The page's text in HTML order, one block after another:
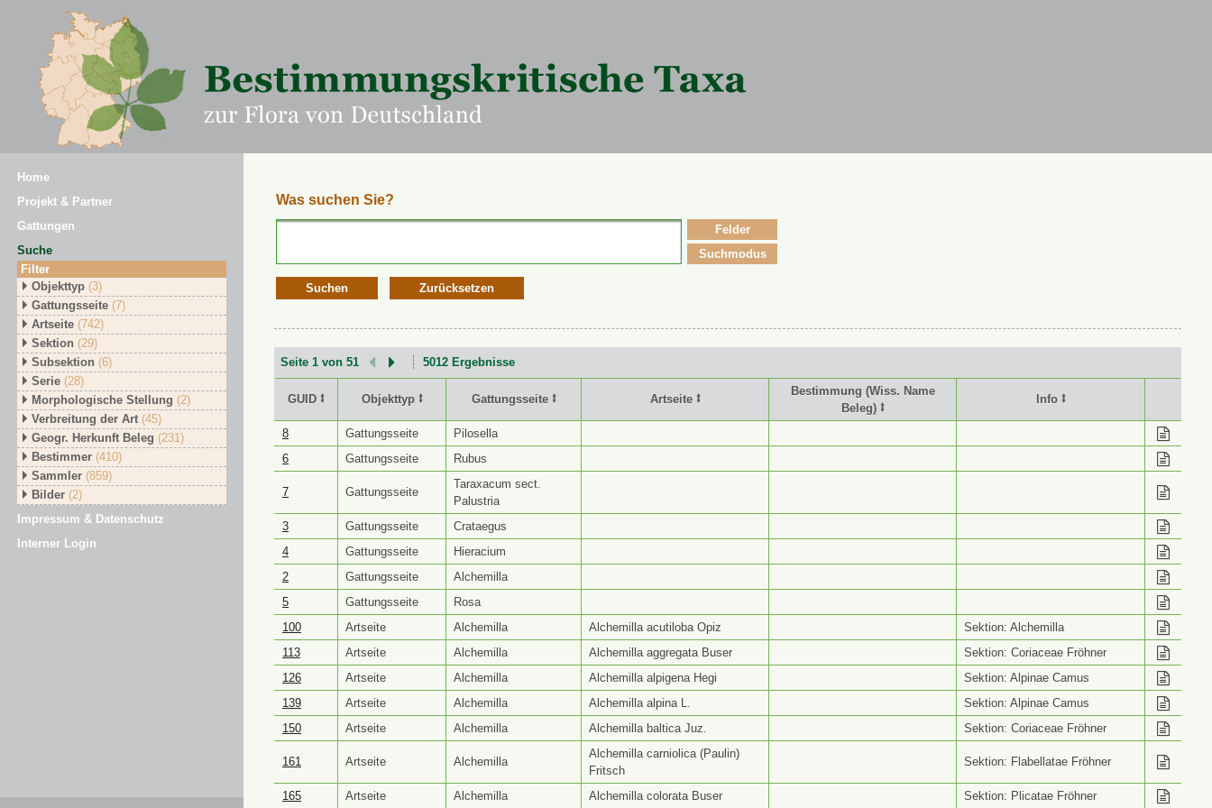
Home
Projekt & Partner
Gattungen
Suche
Filter
Objekttyp (3)
Gattungsseite (7)
Artseite (742)
Sektion (29)
Subsektion (6)
Serie (28)
Morphologische Stellung (2)
Verbreitung der Art (45)
Geogr. Herkunft Beleg (231)
Bestimmer (410)
Sammler (859)
Bilder (2)
Impressum & Datenschutz
Interner Login
Was suchen Sie?
Suchen Zurücksetzen
Felder
Suchmodus
Seite 1 von 51 5012 Ergebnisse
GUID ⭥ Objekttyp ⭥ Gattungsseite ⭥ Artseite ⭥
Bestimmung (Wiss. Name
Beleg) ⭥
Info ⭥
GUID ⭥ Objekttyp ⭥ Gattungsseite ⭥
Beleg) ⭥
8 Gattungsseite
Pilosella
6
Gattungsseite Rubus
7 Gattungsseite
Taraxacum sect.
Palustria
3
Gattungsseite
Crataegus
4
Gattungsseite
Hieracium
2
Gattungsseite
Alchemilla
5
Gattungsseite
Rosa
100
Artseite Alchemilla Alchemilla acutiloba Opiz
Sektion: Alchemilla
113
Artseite Alchemilla Alchemilla aggregata Buser
Sektion: Coriaceae Fröhner
126
Artseite Alchemilla Alchemilla alpigena Hegi
Sektion: Alpinae Camus
139
Artseite Alchemilla Alchemilla alpina L.
Sektion: Alpinae Camus
150
Artseite Alchemilla Alchemilla baltica Juz. Sektion: Coriaceae Fröhner
161 Artseite Alchemilla
Alchemilla carniolica (Paulin)
Fritsch
Sektion: Flabellatae Fröhner
165 Artseite Alchemilla Alchemilla colorata Buser Sektion: Plicatae Fröhner